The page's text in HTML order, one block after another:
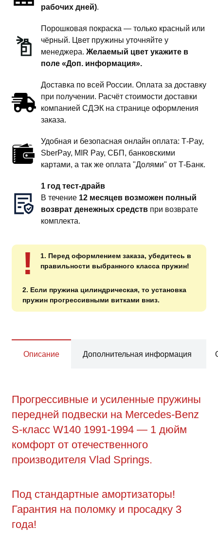
рабочих дней).
Порошковая покраска — только красный или
чёрный. Цвет пружины уточняйте у
менеджера. Желаемый цвет укажите в
поле «Доп. информация».
Доставка по всей России. Оплата за доставку
при получении. Расчёт стоимости доставки
компанией СДЭК на странице оформления
заказа.
Удобная и безопасная онлайн оплата: T‑Pay,
SberPay, MIR Pay, СБП, банковскими
картами, а так же оплата "Долями" от Т-Банк.
1 год тест-драйв
В течение 12 месяцев возможен полный
возврат денежных средств при возврате
комплекта.
!
1. Перед оформлением заказа, убедитесь в
правильности выбранного класса пружин!
2. Если пружина цилиндрическая, то установка
пружин прогрессивными витками вниз.
Описание Дополнительная информация
Прогрессивные и усиленные пружины
передней подвески на Mercedes-Benz
S-класс W140 1991-1994 — 1 дюйм
комфорт от отечественного
производителя Vlad Springs.
Под стандартные амортизаторы!
Гарантия на поломку и просадку 3
года!